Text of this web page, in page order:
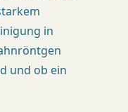
in
und ob ein